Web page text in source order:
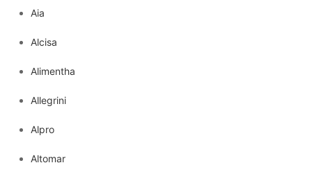
Aia
Alcisa
Alimentha
Allegrini
Alpro
Altomar